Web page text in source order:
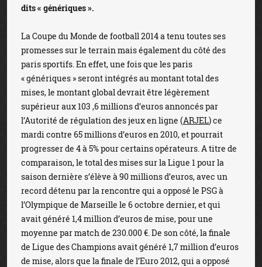
dits « génériques ».
La Coupe du Monde de football 2014 a tenu toutes ses
promesses sur le terrain mais également du côté des
paris sportifs. En effet, une fois que les paris
« génériques » seront intégrés au montant total des
mises, le montant global devrait être légèrement
supérieur aux 103 ,6 millions d’euros annoncés par
l’Autorité de régulation des jeux en ligne (ARJEL) ce
mardi contre 65 millions d’euros en 2010, et pourrait
progresser de 4 à 5% pour certains opérateurs. A titre de
comparaison, le total des mises sur la Ligue 1 pour la
saison dernière s’élève à 90 millions d’euros, avec un
record détenu par la rencontre qui a opposé le PSG à
l’Olympique de Marseille le 6 octobre dernier, et qui
avait généré 1,4 million d’euros de mise, pour une
moyenne par match de 230.000 €. De son côté, la finale
de Ligue des Champions avait généré 1,7 million d’euros
de mise, alors que la finale de l’Euro 2012, qui a opposé